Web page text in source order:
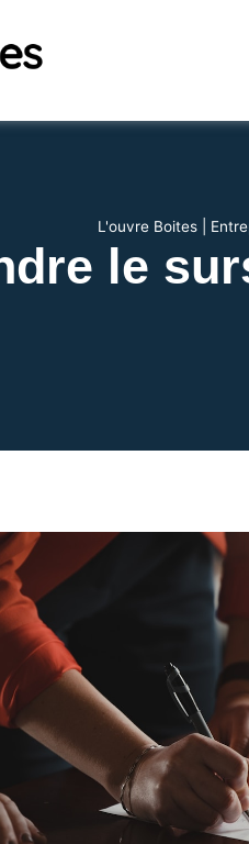
L'ouvre Boites
le